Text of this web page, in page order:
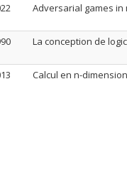
Adversarial games
La conception de
Calcul en n-